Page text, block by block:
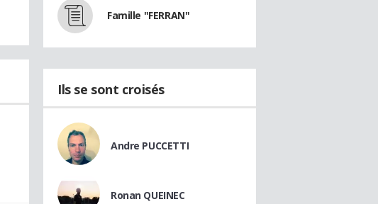
Famille "FERRAN"
Ils se sont croisés
Andre PUCCETTI
Ronan QUEINEC